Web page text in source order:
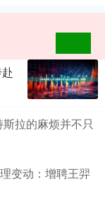
拉的麻烦并不只
变动：增聘王羿